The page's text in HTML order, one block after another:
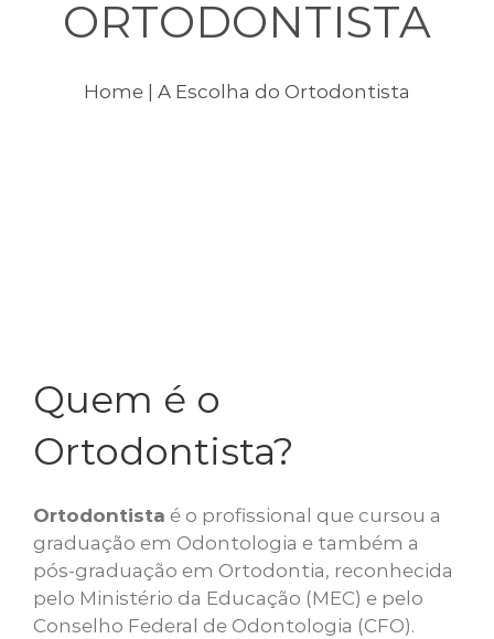
Tratamentos
ORTODONTISTA
Home | A Escolha do Ortodontista
Quem é o
Ortodontista?
Ortodontista é o profissional que cursou a
graduação em Odontologia e também a
pós-graduação em Ortodontia, reconhecida
pelo Ministério da Educação (MEC) e pelo
Conselho Federal de Odontologia (CFO).